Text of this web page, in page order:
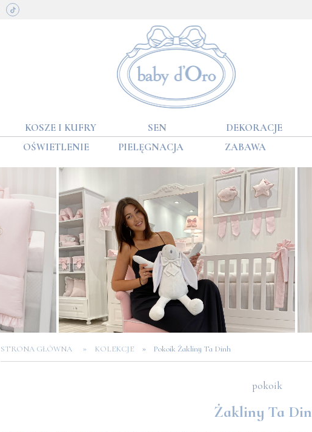
KOSZE I KUFRY SEN DEKORACJE
OŚWIETLENIE PIELĘGNACJA ZABAWA
STRONA GŁÓWNA » KOLEKCJE » Pokoik Żakliny Ta Dinh
pokoik
Żakliny Ta